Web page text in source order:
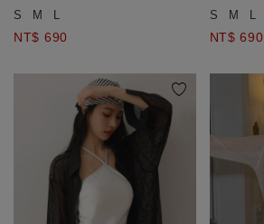
S M L
NT$ 690
S M L
NT$ 690